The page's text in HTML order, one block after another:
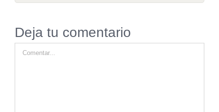
Deja tu comentario